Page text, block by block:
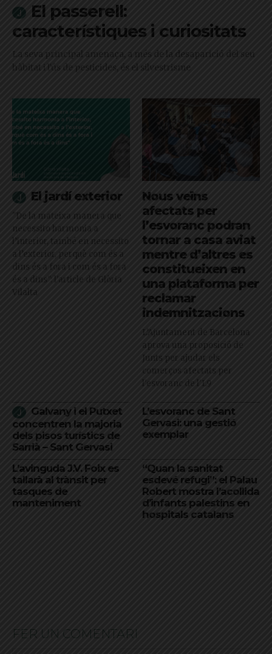
El passerell:
característiques i curiositats
La seva principal amenaça, a més de la desaparició del seu
hàbitat i l'ús de pesticides, és el silvestrisme
El jardí exterior
"De la mateixa manera que
necessito harmonia a
l’interior, també en necessito
a l’exterior, perquè com és a
dins és a fora i com és a fora
és a dins": l'article de Glòria
Vilalta
Nous veïns
afectats per
l’esvoranc podran
tornar a casa aviat
mentre d’altres es
constitueixen en
una plataforma per
reclamar
indemnitzacions
L’Ajuntament de Barcelona
aprova una proposició de
Junts per ajudar els
comerços afectats per
l'esvoranc de l'L9
Galvany i el Putxet
concentren la majoria
dels pisos turístics de
Sarrià – Sant Gervasi
L’esvoranc de Sant
Gervasi: una gestió
exemplar
L’avinguda J.V. Foix es
tallarà al trànsit per
tasques de
manteniment
“Quan la sanitat
esdevé refugi”: el Palau
Robert mostra l’acollida
d’infants palestins en
hospitals catalans
FER UN COMENTARI